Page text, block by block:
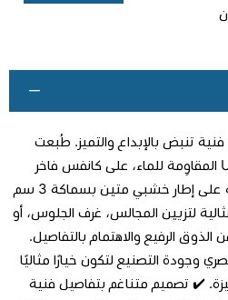
المنتج
تنبض بالإبداع والتميز. طُبعت
بدقة عالية باستخدام مكائن UV المقاوِمة للماء، على كانفس فاخر
بملمس قطني طبيعي، ومثبتة على إطار خشبي متين بسماكة 3 سم
لتزيين المجالس، غرف الجلوس، أو
الذوق الرفيع والاهتمام بالتفاصيل.
وجودة التصنيع لتكون خيارًا مثاليًا
✔️ تصميم متناغم بتفاصيل فنية